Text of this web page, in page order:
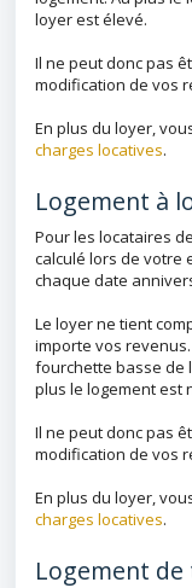
loyer est élevé.
Il ne peut donc pas
modification de vos
En plus du loyer,
charges locatives.
Logement à
Pour les locataires
calculé lors de votre
chaque date
Le loyer ne tient
importe vos
fourchette basse de
plus le logement est
Il ne peut donc pas
modification de vos
En plus du loyer,
charges locatives.
Logement